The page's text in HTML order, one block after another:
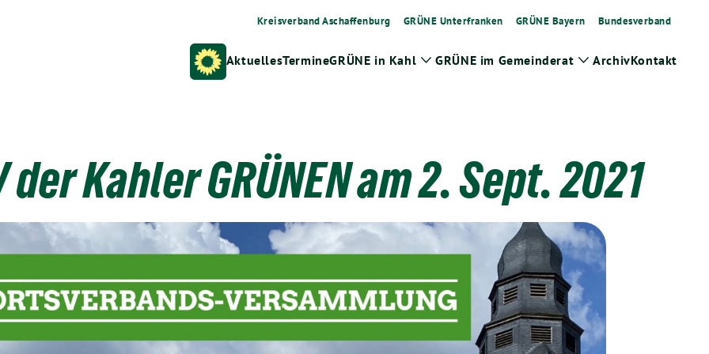
Kreisverband Aschaffenburg GRÜNE Unterfranken GRÜNE Bayern Bundesverband
AktuellesTermineGRÜNE in Kahl Zeige
GRÜNE im Gemeinderat Zeige
ArchivKontakt
Kahler GRÜNEN am 2. Sept. 2021